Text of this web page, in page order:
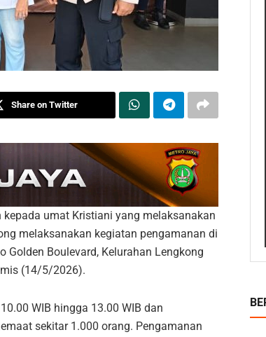
Share on Twitter
umat Kristiani yang melaksanakan
melaksanakan kegiatan pengamanan di
Golden Boulevard, Kelurahan Lengkong
(14/5/2026).
WIB hingga 13.00 WIB dan
sekitar 1.000 orang. Pengamanan